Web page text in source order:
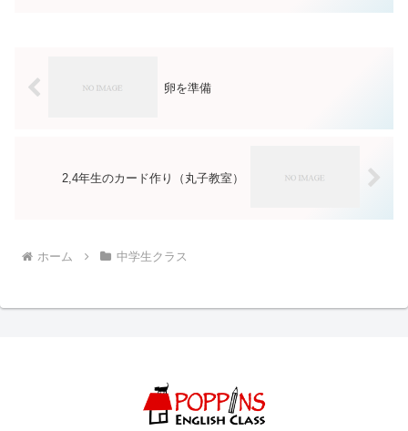
卵を準備
2,4年生のカード作り（丸子教室）
ホーム 中学生クラス